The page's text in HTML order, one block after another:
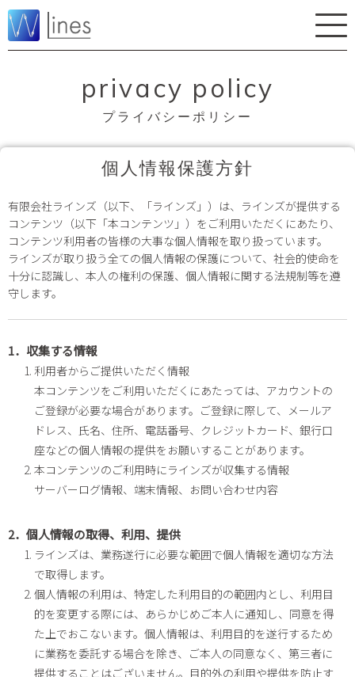
privacy policy
プライバシーポリシー
個人情報保護方針
有限会社ラインズ（以下、「ラインズ」）は、ラインズが提供する
コンテンツ（以下「本コンテンツ」）をご利用いただくにあたり、
コンテンツ利用者の皆様の大事な個人情報を取り扱っています。
ラインズが取り扱う全ての個人情報の保護について、社会的使命を
十分に認識し、本人の権利の保護、個人情報に関する法規制等を遵
守します。
1．収集する情報
利用者からご提供いただく情報
本コンテンツをご利用いただくにあたっては、アカウントの
ご登録が必要な場合があります。ご登録に際して、メールア
ドレス、氏名、住所、電話番号、クレジットカード、銀行口
座などの個人情報の提供をお願いすることがあります。
本コンテンツのご利用時にラインズが収集する情報
サーバーログ情報、端末情報、お問い合わせ内容
2．個人情報の取得、利用、提供
ラインズは、業務遂行に必要な範囲で個人情報を適切な方法
で取得します。
個人情報の利用は、特定した利用目的の範囲内とし、利用目
的を変更する際には、あらかじめご本人に通知し、同意を得
た上でおこないます。個人情報は、利用目的を遂行するため
に業務を委託する場合を除き、ご本人の同意なく、第三者に
提供することはございません。目的外の利用や提供を防止す